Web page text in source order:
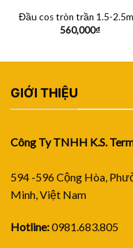
Đầu cos tròn trần 1.5-
560,000₫
GIỚI THIỆU
Công Ty TNHH K.S.
594 -596 Cộng Hòa,
Minh, Việt Nam
Hotline:0981.683.805